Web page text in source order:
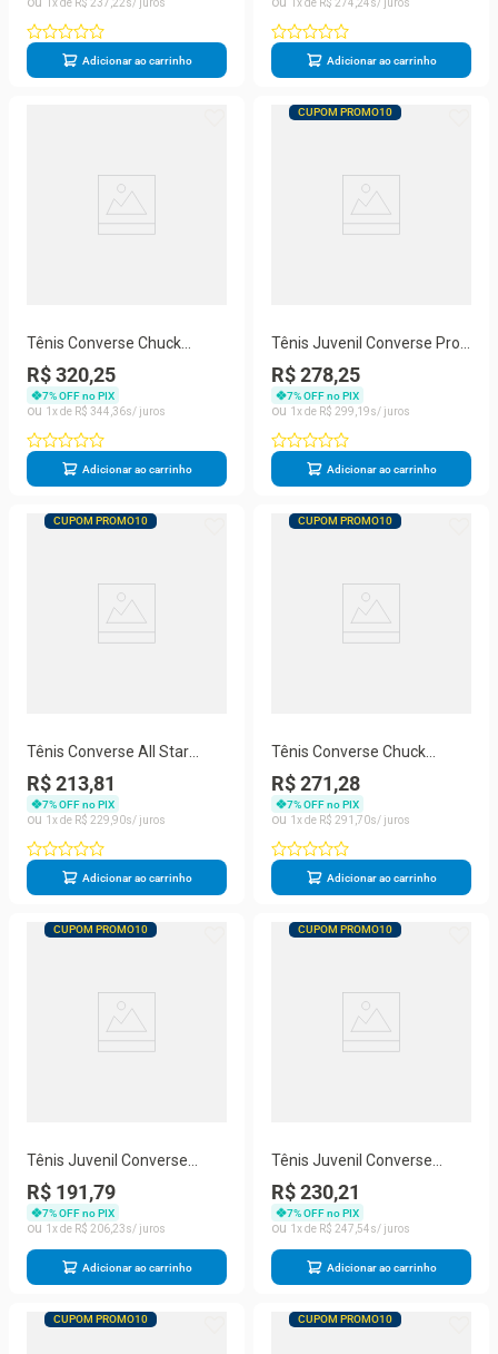
1
R$ 237 22
Adicionar ao carrinho
1
R$ 274 24
Adicionar ao carrinho
Tênis Converse Chuck
Taylor Feminino
CT04500006
R$ 320,25
7% OFF no PIX
1
R$ 344 36
Adicionar ao carrinho
CUPOM PROMO10
Tênis Juvenil Converse Pro
Blaze Strap CK11650001
R$ 278,25
7% OFF no PIX
1
R$ 299 19
Adicionar ao carrinho
CUPOM PROMO10
Tênis Converse All Star
Chuck Taylor V2 OX Infantil
R$ 213,81
7% OFF no PIX
1
R$ 229 90
Adicionar ao carrinho
CUPOM PROMO10
Tênis Converse Chuck
Taylor Seasonal Unissex
CT04190081
R$ 271,28
7% OFF no PIX
1
R$ 291 70
Adicionar ao carrinho
CUPOM PROMO10
Tênis Juvenil Converse
Chucktaylor All Star Seas
CK04300052
R$ 191,79
7% OFF no PIX
1
R$ 206 23
Adicionar ao carrinho
CUPOM PROMO10
Tênis Juvenil Converse
Chuck Taylor All Star
CK04200003
R$ 230,21
7% OFF no PIX
1
R$ 247 54
Adicionar ao carrinho
CUPOM PROMO10 CUPOM PROMO10